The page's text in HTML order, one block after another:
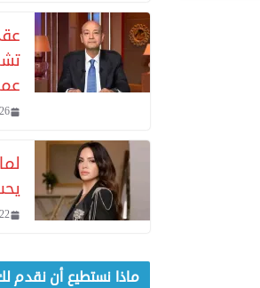
26 يونيو، 2026
22 يونيو، 2026
ماذا نستطيع أن نقدم